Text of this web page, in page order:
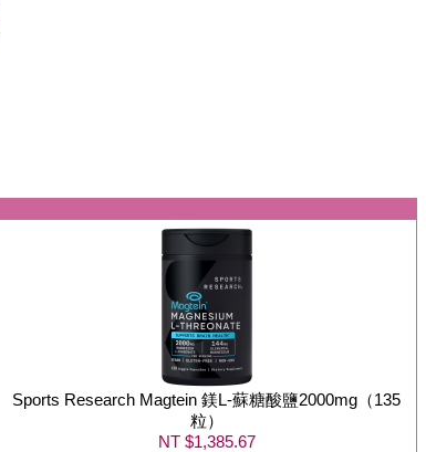
Sports Research Magtein 鎂L-蘇糖酸鹽2000mg（135
粒）
NT $1,385.67